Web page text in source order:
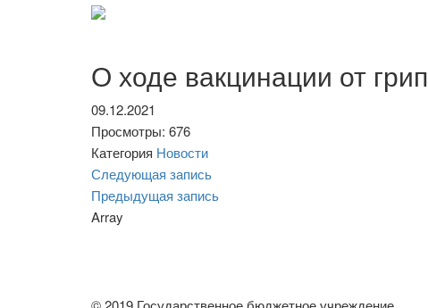
О ходе вакцинации от
09.12.2021
Просмотры: 676
Категория Новости
Навигация
по
записям
Следующая записьСледующая
запись
Предыдущая записьПредыдущая
Array